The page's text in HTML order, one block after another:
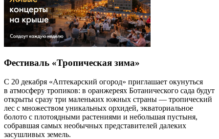
Фестиваль «Тропическая зима»
С 20 декабря «Аптекарский огород» приглашает окунуться
в атмосферу тропиков: в оранжереях Ботанического сада будут
открыты сразу три маленьких южных страны — тропический
лес с множеством уникальных орхидей, экваториальное
болото с плотоядными растениями и небольшая пустыня,
собравшая самых необычных представителей далеких
засушливых земель.